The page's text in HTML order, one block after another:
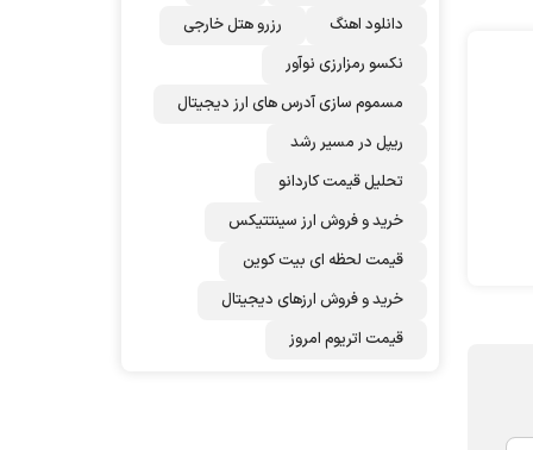
دانلود اهنگ
رزرو هتل خارجی
نکسو رمزارزی نوآور
مسموم سازی آدرس های ارز دیجیتال
ریپل در مسیر رشد
تحلیل قیمت کاردانو
خرید و فروش ارز سینتتیکس
قیمت لحظه ای بیت کوین
خرید و فروش ارزهای دیجیتال
قیمت اتریوم امروز